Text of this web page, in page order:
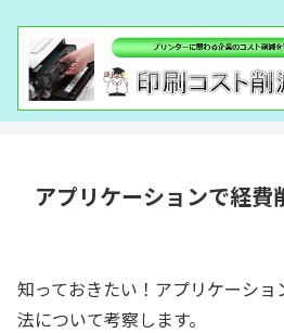
アプリケーションで経費
知っておきたい！アプリケーシ
法について考察します。